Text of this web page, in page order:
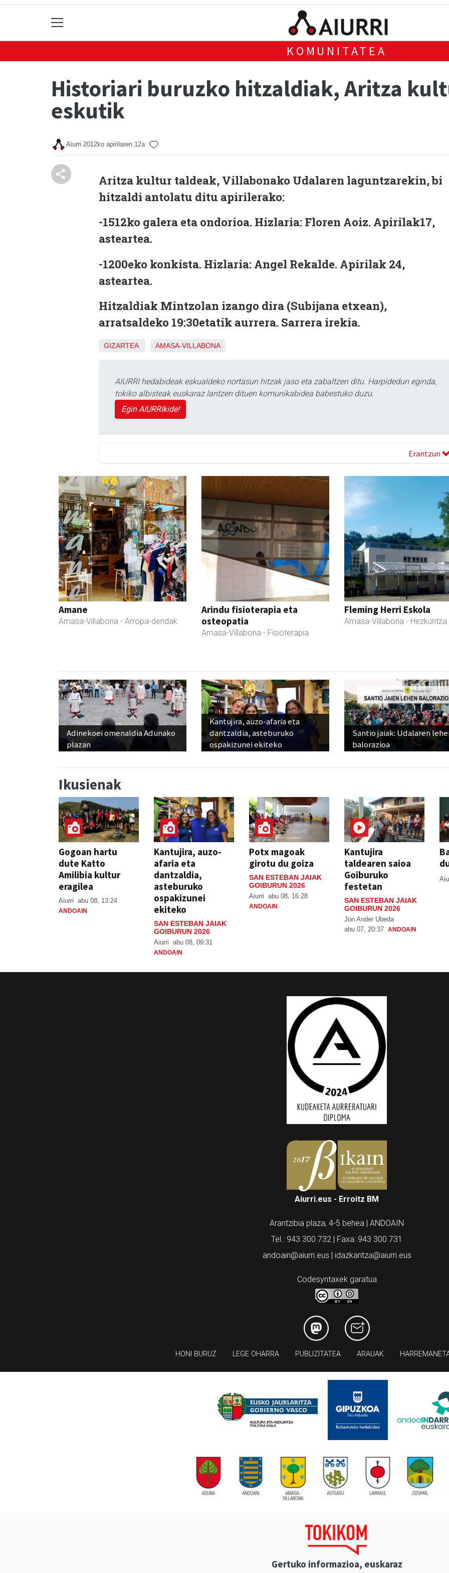
KOMUNITATEA
Historiari buruzko hitzaldiak, Aritza
eskutik
Aiurri 2012ko apirilaren 12a
Aritza kultur taldeak, Villabonako Udalaren laguntzarekin, bi
hitzaldi antolatu ditu apirilerako:
-1512ko galera eta ondorioa. Hizlaria: Floren Aoiz. Apirilak17,
asteartea.
-1200eko konkista. Hizlaria: Angel Rekalde. Apirilak 24,
asteartea.
Hitzaldiak Mintzolan izango dira (Subijana etxean),
arratsaldeko 19:30etatik aurrera. Sarrera irekia.
GIZARTEA AMASA-VILLABONA
AIURRI hedabideak eskualdeko nortasun hitzak jaso eta zabaltzen ditu. Harpidedun eginda,
tokiko albisteak euskaraz lantzen dituen komunikabidea babestuko duzu.
Egin AIURRIkide!
Erantzun
Amane
Amasa-Villabona - Arropa-dendak
Arindu fisioterapia eta
osteopatia
Amasa-Villabona - Fisioterapia
Fleming Herri Eskola
Amasa-Villabona - Hezkuntza
Adinekoei omenaldia Adunako
plazan
Kantujira, auzo-afaria eta
dantzaldia, asteburuko
ospakizunei ekiteko
Santio jaiak: Udalaren
balorazioa
Ikusienak
Gogoan hartu
dute Katto
Amilibia kultur
eragilea
Aiurri abu 08, 13:24
ANDOAIN
Kantujira, auzo-
afaria eta
dantzaldia,
asteburuko
ospakizunei
ekiteko
SAN ESTEBAN JAIAK
GOIBURUN 2026
Aiurri abu 08, 09:31
ANDOAIN
Potx magoak
girotu du goiza
SAN ESTEBAN JAIAK
GOIBURUN 2026
Aiurri abu 08, 16:28
ANDOAIN
Kantujira
taldearen saioa
Goiburuko
festetan
SAN ESTEBAN JAIAK
GOIBURUN 2026
Jon Ander Ubeda
abu 07, 20:37 ANDOAIN
Aiurri.eus - Erroitz BM
Arantzibia plaza, 4-5 behea | ANDOAIN
Tel.: 943 300 732 | Faxa: 943 300 731
andoain@aiurri.eus | idazkaritza@aiurri.eus
Codesyntaxek garatua
HONI BURUZ LEGE OHARRA PUBLIZITATEA ARAUAK
Gertuko informazioa, euskaraz